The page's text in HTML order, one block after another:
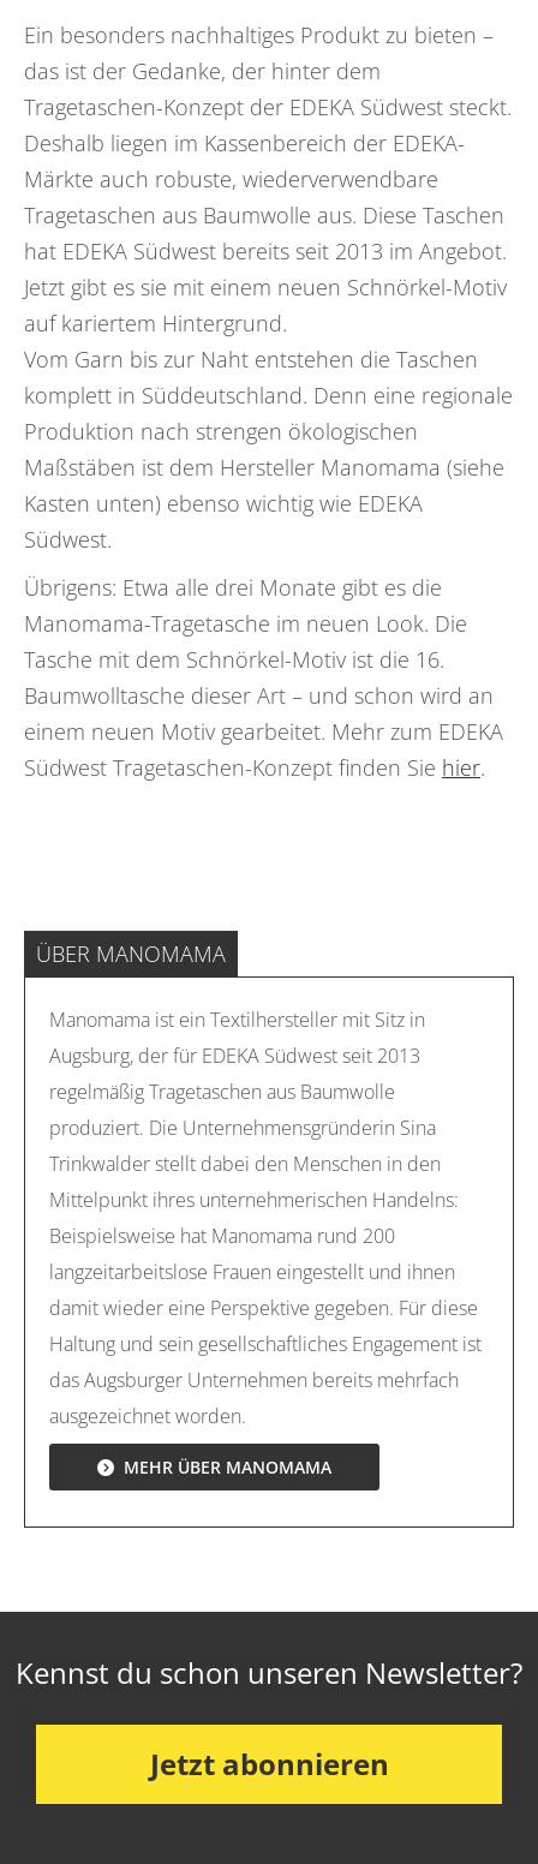
Ein besonders nachhaltiges Produkt zu bieten –
das ist der Gedanke, der hinter dem
Tragetaschen-Konzept der EDEKA Südwest steckt.
Deshalb liegen im Kassenbereich der EDEKA-
Märkte auch robuste, wiederverwendbare
Tragetaschen aus Baumwolle aus. Diese Taschen
hat EDEKA Südwest bereits seit 2013 im Angebot.
Jetzt gibt es sie mit einem neuen Schnörkel-Motiv
auf kariertem Hintergrund.
Vom Garn bis zur Naht entstehen die Taschen
komplett in Süddeutschland. Denn eine regionale
Produktion nach strengen ökologischen
Maßstäben ist dem Hersteller Manomama (siehe
Kasten unten) ebenso wichtig wie EDEKA
Südwest.
Übrigens: Etwa alle drei Monate gibt es die
Manomama-Tragetasche im neuen Look. Die
Tasche mit dem Schnörkel-Motiv ist die 16.
Baumwolltasche dieser Art – und schon wird an
einem neuen Motiv gearbeitet. Mehr zum EDEKA
Südwest Tragetaschen-Konzept finden Sie hier.
ÜBER MANOMAMA
Manomama ist ein Textilhersteller mit Sitz in
Augsburg, der für EDEKA Südwest seit 2013
regelmäßig Tragetaschen aus Baumwolle
produziert. Die Unternehmensgründerin Sina
Trinkwalder stellt dabei den Menschen in den
Mittelpunkt ihres unternehmerischen Handelns:
Beispielsweise hat Manomama rund 200
langzeitarbeitslose Frauen eingestellt und ihnen
damit wieder eine Perspektive gegeben. Für diese
Haltung und sein gesellschaftliches Engagement ist
das Augsburger Unternehmen bereits mehrfach
ausgezeichnet worden.
MEHR ÜBER MANOMAMA
Kennst du schon unseren Newsletter?
Jetzt abonnieren